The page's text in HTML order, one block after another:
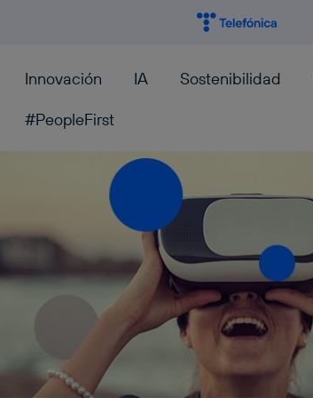
Innovación IA Sostenibilidad
#PeopleFirst